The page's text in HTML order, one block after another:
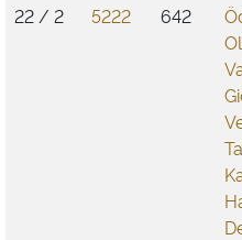
22 / 2 5222 642